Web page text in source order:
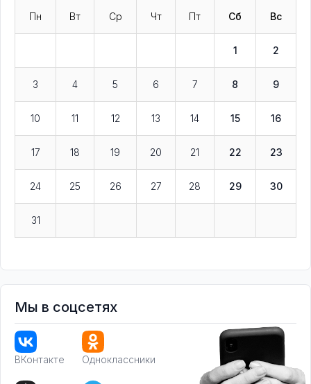
Пн Вт Ср Чт Пт Сб Вс
1 2
3 4 5 6 7 8 9
10 11 12 13 14 15 16
17 18 19 20 21 22 23
24 25 26 27 28 29 30
31
Мы в соцсетях
ВКонтакте Одноклассники